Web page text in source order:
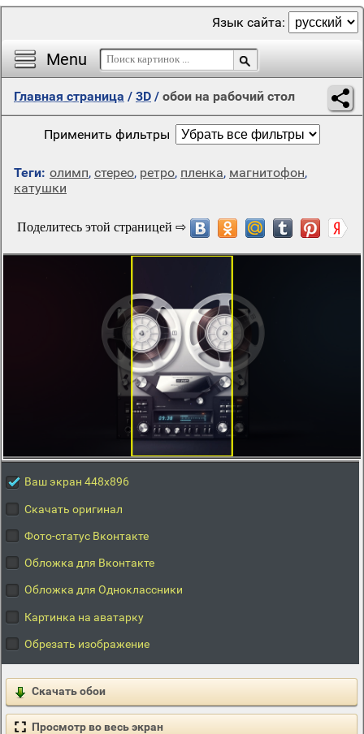
Menu
Язык сайта:
Главная страница / 3D / обои на рабочий стол
Применить фильтры
Теги: олимп, стерео, ретро, пленка, магнитофон,
катушки
Ваш экран 448x896
Скачать оригинал
Фото-статус Вконтакте
Обложка для Вконтакте
Обложка для Одноклассники
Картинка на аватарку
Обрезать изображение
Скачать обои
Просмотр во весь экран